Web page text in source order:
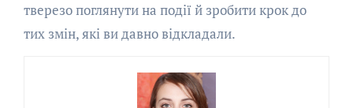
тверезо поглянути на події й зробити крок до
тих змін, які ви давно відкладали.